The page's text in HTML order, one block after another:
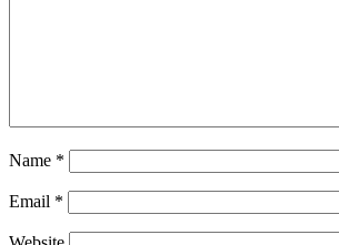
Name *
Email *